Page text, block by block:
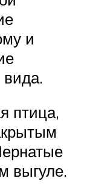
и
вида.
птица,
выгуле.